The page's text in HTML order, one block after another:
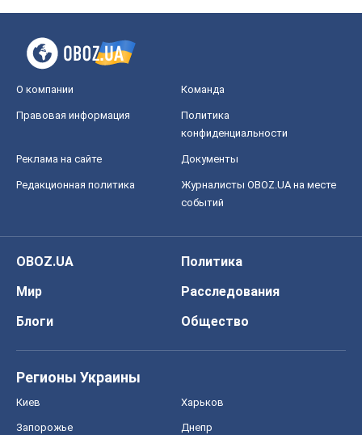
О компании Команда
Правовая информация
Политика
конфиденциальности
Реклама на сайте Документы
Редакционная политика
Журналисты OBOZ.UA на месте
событий
OBOZ.UA
Политика
Мир
Расследования
Блоги
Общество
Регионы Украины
Киев Харьков
Запорожье Днепр